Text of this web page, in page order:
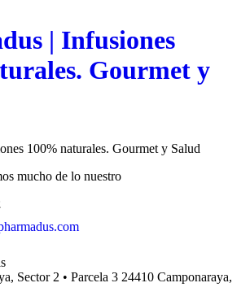
mucho de lo nuestro
Sector 2 • Parcela 3 24410 Camponaraya,